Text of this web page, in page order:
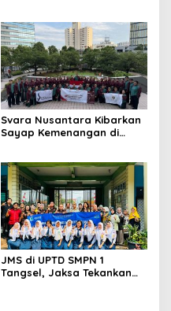
Sentuhan Kemanusiaan dan
Keberlanjutan
Svara Nusantara Kibarkan
Sayap Kemenangan di
JMS di UPTD SMPN 1
Tangsel, Jaksa Tekankan